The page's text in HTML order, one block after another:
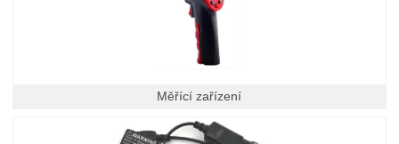
Měřící zařízení